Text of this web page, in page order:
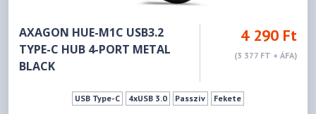
AXAGON HUE-M1C USB3.2
TYPE-C HUB 4-PORT METAL
BLACK
4 290 Ft
(3 377 FT + ÁFA)
USB Type-C 4xUSB 3.0 Passzív Fekete